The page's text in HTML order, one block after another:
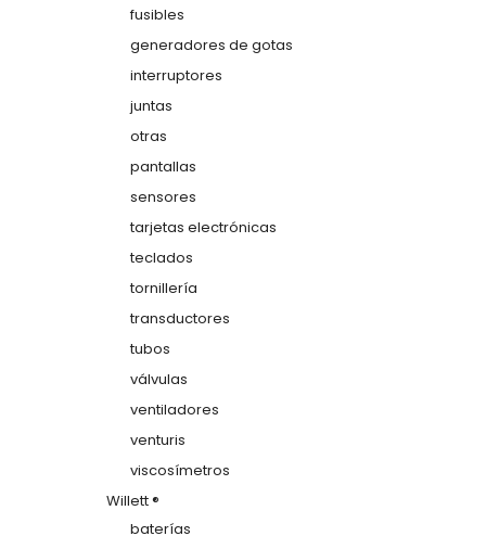
fusibles
generadores de gotas
interruptores
juntas
otras
pantallas
sensores
tarjetas electrónicas
teclados
tornillería
transductores
tubos
válvulas
ventiladores
venturis
viscosímetros
Willett ®
baterías